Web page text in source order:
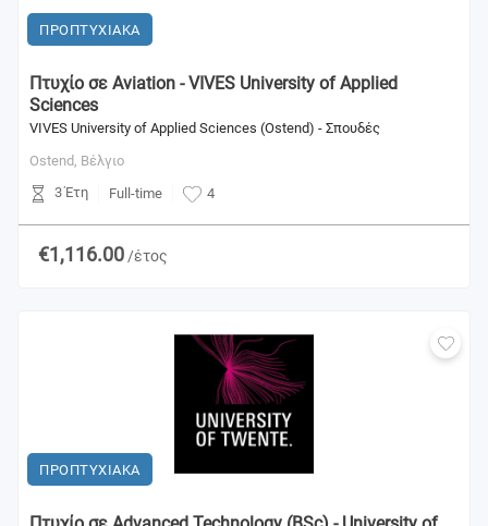
ΠΡΟΠΤΥΧΙΑΚΑ
Πτυχίο σε Aviation - VIVES University of Applied
Sciences
VIVES University of Applied Sciences (Ostend) - Σπουδές
Ostend, Βέλγιο
3 Έτη
Full-time 4
€1,116.00/έτος
ΠΡΟΠΤΥΧΙΑΚΑ